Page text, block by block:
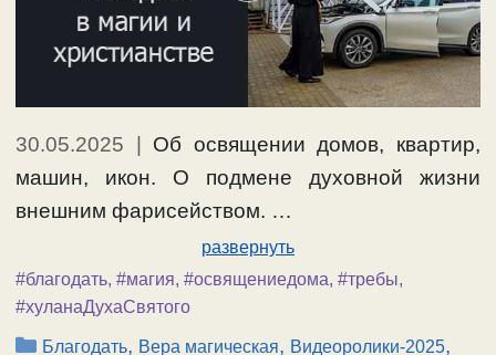
30.05.2025 | Об освящении домов, квартир,
машин, икон. О подмене духовной жизни
внешним фарисейством. …
развернуть
#благодать, #магия, #освящениедома, #требы,
#хуланаДухаСвятого
Рубрики
Благодать, Вера магическая, Видеоролики-2025,